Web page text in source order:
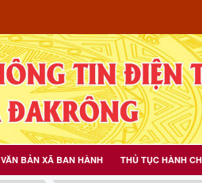
VĂN BẢN XÃ BAN HÀNH THỦ TỤC HÀNH